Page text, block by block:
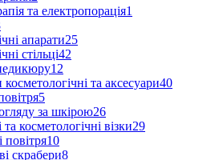
та електропорація1
апарати25
стільці42
12
та аксесуари40
5
за шкірою26
косметологічні візки29
повітря10
скрабери8